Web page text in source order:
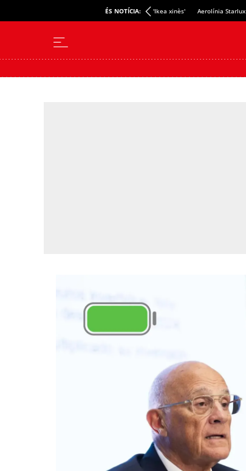
ÉS NOTÍCIA: 'Ikea xinès' Aerolínia Starlux